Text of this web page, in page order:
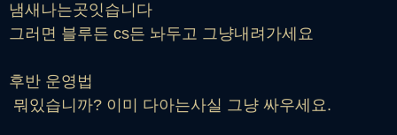
냄새나는곳잇습니다
그러면 블루든 cs든 놔두고 그냥내려가세요
후반 운영법
뭐있습니까? 이미 다아는사실 그냥 싸우세요.